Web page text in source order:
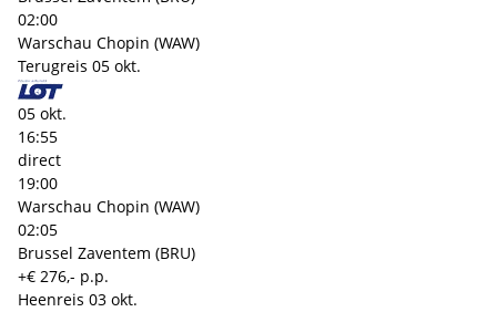
02:00
Warschau Chopin (WAW)
Terugreis 05 okt.
05 okt.
16:55
direct
19:00
Warschau Chopin (WAW)
02:05
Brussel Zaventem (BRU)
+€ 276,- p.p.
Heenreis 03 okt.